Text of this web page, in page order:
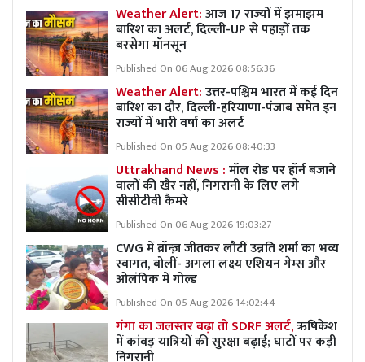
Weather Alert:आज 17 राज्यों में झमाझम
बारिश का अलर्ट, दिल्ली-UP से पहाड़ों तक
बरसेगा मॉनसून
Published On 06 Aug 2026 08:56:36
Weather Alert:उत्तर-पश्चिम भारत में कई दिन
बारिश का दौर, दिल्ली-हरियाणा-पंजाब समेत इन
राज्यों में भारी वर्षा का अलर्ट
Published On 05 Aug 2026 08:40:33
Uttrakhand News :मॉल रोड पर हॉर्न बजाने
वालों की खैर नहीं, निगरानी के लिए लगे
सीसीटीवी कैमरे
Published On 06 Aug 2026 19:03:27
CWG में ब्रॉन्ज़ जीतकर लौटीं उन्नति शर्मा का भव्य
स्वागत, बोलीं- अगला लक्ष्य एशियन गेम्स और
ओलंपिक में गोल्ड
Published On 05 Aug 2026 14:02:44
गंगा का जलस्तर बढ़ा तो SDRF अलर्ट,ऋषिकेश
में कांवड़ यात्रियों की सुरक्षा बढ़ाई; घाटों पर कड़ी
निगरानी